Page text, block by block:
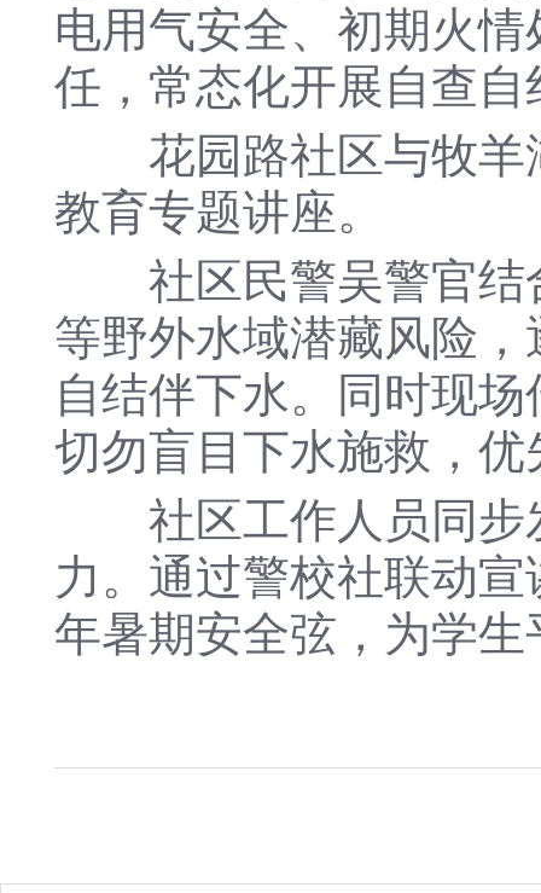
电用气安全、初期火
任，常态化开展自查
花园路社区与牧羊
教育专题讲座。
社区民警吴警官结
等野外水域潜藏风险
自结伴下水。同时现
切勿盲目下水施救，
社区工作人员同步
力。通过警校社联动
年暑期安全弦，为学